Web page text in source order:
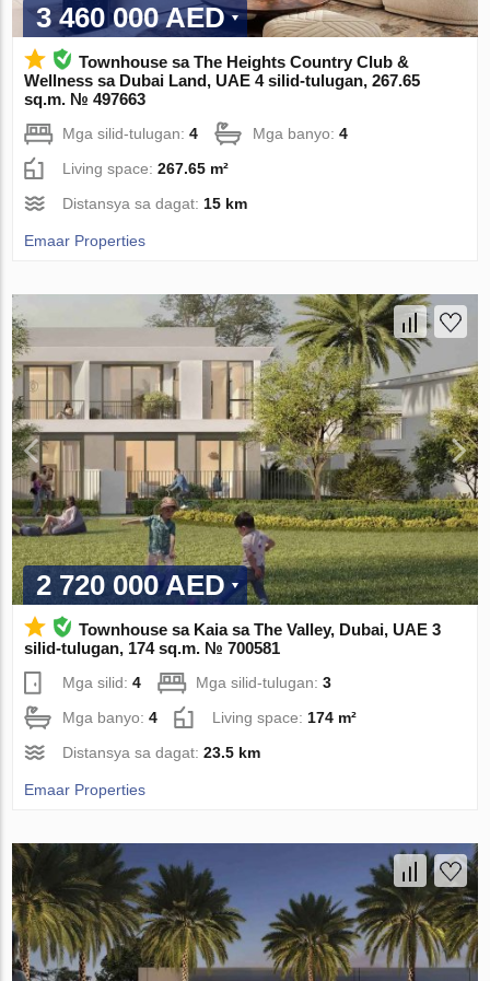
3 460 000 AED
Townhouse sa The Heights Country Club &
Wellness sa Dubai Land, UAE 4 silid-tulugan, 267.65
sq.m. № 497663
Mga silid-tulugan:4 Mga banyo:4
Living space:267.65 m²
Distansya sa dagat: 15 km
Emaar Properties
2 720 000 AED
Townhouse sa Kaia sa The Valley, Dubai, UAE 3
silid-tulugan, 174 sq.m. № 700581
Mga silid:4 Mga silid-tulugan:3
Mga banyo:4 Living space: 174 m²
Distansya sa dagat:23.5 km
Emaar Properties